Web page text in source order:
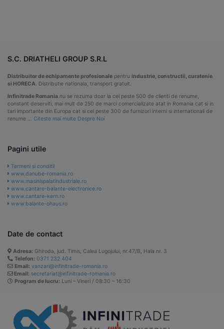
S.C. DRIATHELI GROUP S.R.L
Distribuitor de echipamente profesionale pentru industrie, constructii, curatenie
si HORECA. Distributie nationala, transport gratuit.
Infinitrade Romania nu se rezuma doar la cei peste 500 de clienti de renume,
constant deserviti, mai mult de 250 de marci comercializate atat in Romania cat si in
tari importante din Europa cat si cei peste 300 de furnizori interni si internationali de
renume … Citeste mai multe Despre Noi
Pagini utile
Termeni si conditii
www.danube-romania.ro
www.masinispalatindustriale.ro
www.cantare-balante-electronice.ro
www.cantare-kern.ro
www.balante-ohaus.ro
Date de contact
Adresa: Ghiroda, jud. Timis, Calea Lugojului, nr.47/B, Hala nr. 3
Telefon: 0371 232 404
Email: vanzari@infinitrade-romania.ro
Email: secretariat@infinitrade-romania.ro
Program de lucru: Luni – Vineri / 08:30 – 16:30